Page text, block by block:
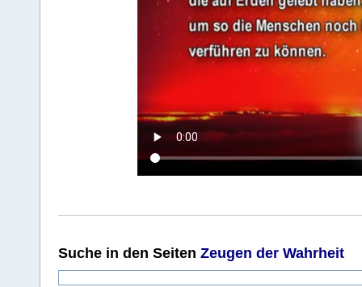
Suche in den Seiten Zeugen der Wahrheit